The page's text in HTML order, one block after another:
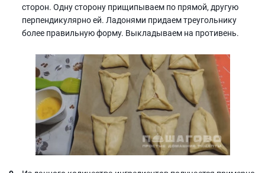
сторон. Одну сторону прищипываем по прямой, другую
перпендикулярно ей. Ладонями придаем треугольнику
более правильную форму. Выкладываем на противень.